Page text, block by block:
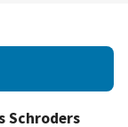
Schroders